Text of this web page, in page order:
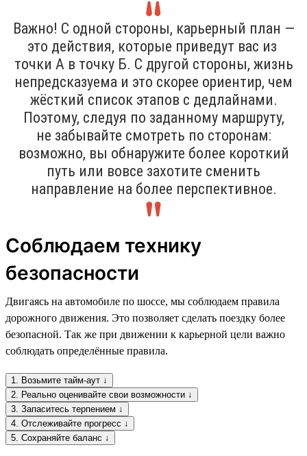
Важно! С одной стороны, карьерный план —
это действия, которые приведут вас из
точки А в точку Б. С другой стороны, жизнь
непредсказуема и это скорее ориентир, чем
жёсткий список этапов с дедлайнами.
Поэтому, следуя по заданному маршруту,
не забывайте смотреть по сторонам:
возможно, вы обнаружите более короткий
путь или вовсе захотите сменить
направление на более перспективное.
Соблюдаем технику
безопасности
Двигаясь на автомобиле по шоссе, мы соблюдаем правила
дорожного движения. Это позволяет сделать поездку более
безопасной. Так же при движении к карьерной цели важно
соблюдать определённые правила.
1. Возьмите тайм-аут ↓
2. Реально оценивайте свои возможности ↓
3. Запаситесь терпением ↓
4. Отслеживайте прогресс ↓
5. Сохраняйте баланс ↓